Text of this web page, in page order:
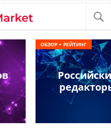
ОБЗОР + РЕЙТИНГ